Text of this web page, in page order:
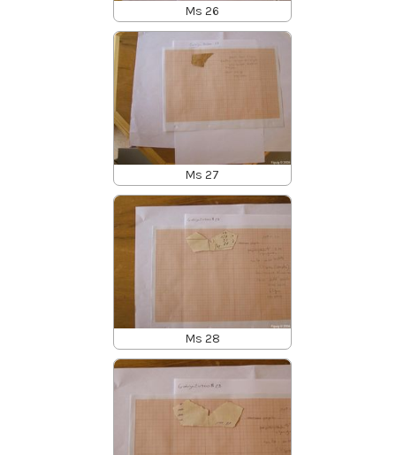
Ms 26
Ms 27
Ms 28